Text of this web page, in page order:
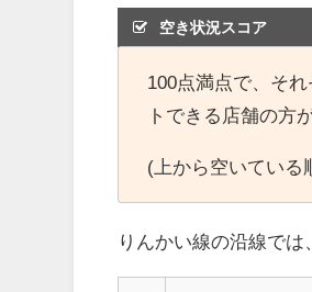
空き状況スコア
100点満点で、そ
トできる店舗の方
(上から空いている
りんかい線の沿線では